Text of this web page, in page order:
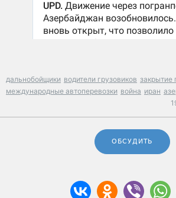
дальнобойщики водители грузовиков закрытие
международные автоперевозки война иран
ОБСУДИТЬ